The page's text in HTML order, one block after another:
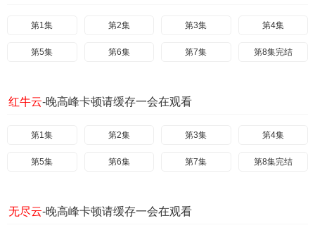
第1集 第2集 第3集 第4集
第5集 第6集 第7集 第8集完结
红牛云-晚高峰卡顿请缓存一会在观看
第1集 第2集 第3集 第4集
第5集 第6集 第7集 第8集完结
无尽云-晚高峰卡顿请缓存一会在观看